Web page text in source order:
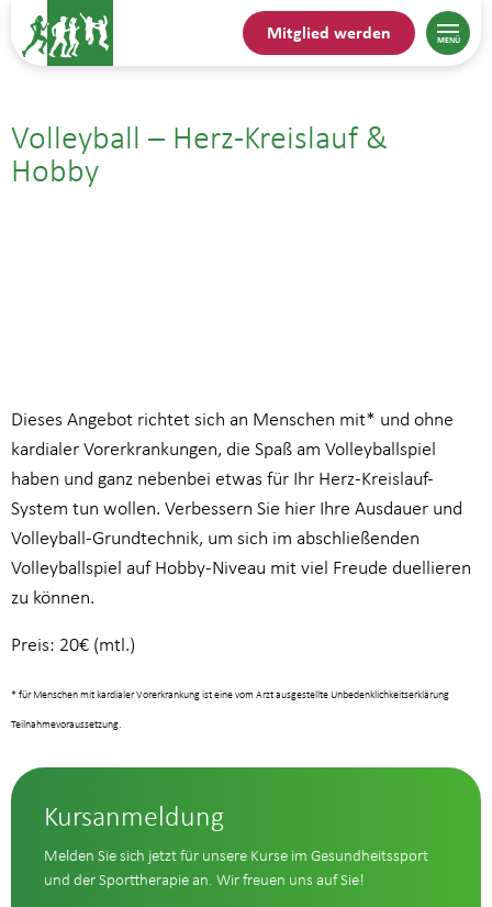
Mitglied werden
Volleyball – Herz-Kreislauf &
Hobby
17.09.25| 20:00
Dieses Angebot richtet sich an Menschen mit* und ohne
kardialer Vorerkrankungen, die Spaß am Volleyballspiel
haben und ganz nebenbei etwas für Ihr Herz-Kreislauf-
System tun wollen. Verbessern Sie hier Ihre Ausdauer und
Volleyball-Grundtechnik, um sich im abschließenden
Volleyballspiel auf Hobby-Niveau mit viel Freude duellieren
zu können.
Preis: 20€ (mtl.)
* für Menschen mit kardialer Vorerkrankung ist eine vom Arzt ausgestellte Unbedenklichkeitserklärung
Teilnahmevoraussetzung.
Kursanmeldung
Melden Sie sich jetzt für unsere Kurse im Gesundheitssport
und der Sporttherapie an. Wir freuen uns auf Sie!